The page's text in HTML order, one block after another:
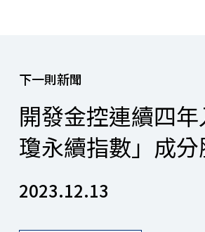
下一則新聞
開發金控連續四
瓊永續指數」成分
2023.12.13